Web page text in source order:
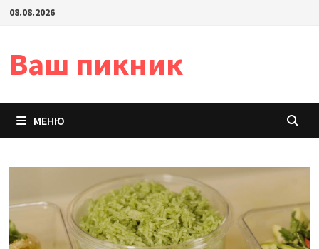
Перейти
08.08.2026
Ваш пикник
МЕНЮ